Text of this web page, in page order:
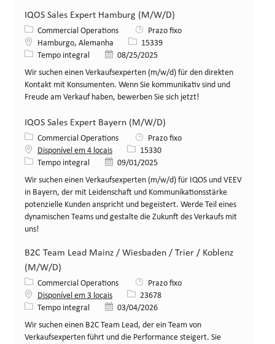
IQOS Sales Expert Hamburg (M/W/D)
Categoria
Commercial Operations
Prazo fixo
LocalHamburgo, Alemanha ID da vaga
15339
Tipo de cargo
Tempo integral Data de publicação
08/25/2025
Wir suchen einen Verkaufsexperten (m/w/d) für den direkten
Kontakt mit Konsumenten. Wenn Sie kommunikativ sind und
Freude am Verkauf haben, bewerben Sie sich jetzt!
IQOS Sales Expert Bayern (M/W/D)
Categoria
Commercial Operations
Prazo fixo
Disponível em 4 locais
ID da vaga
15330
Tipo de cargo
Tempo integral Data de publicação
09/01/2025
Wir suchen einen Verkaufsexperten (m/w/d) für IQOS und VEEV
in Bayern, der mit Leidenschaft und Kommunikationsstärke
potenzielle Kunden anspricht und begeistert. Werde Teil eines
dynamischen Teams und gestalte die Zukunft des Verkaufs mit
uns!
B2C Team Lead Mainz / Wiesbaden / Trier / Koblenz
(M/W/D)
Categoria
Commercial Operations
Prazo fixo
Disponível em 3 locais
ID da vaga
23678
Tipo de cargo
Tempo integral Data de publicação
03/04/2026
Wir suchen einen B2C Team Lead, der ein Team von
Verkaufsexperten führt und die Performance steigert. Sie